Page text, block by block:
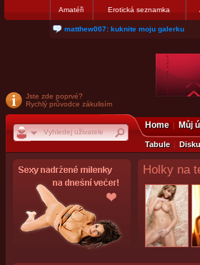
Amatéři Erotická seznamka
nanosekunda187: Hanka servis Praha
Jste zde poprvé?
Rychlý průvodce zákulisím
Home Můj
Tabule
Holky na